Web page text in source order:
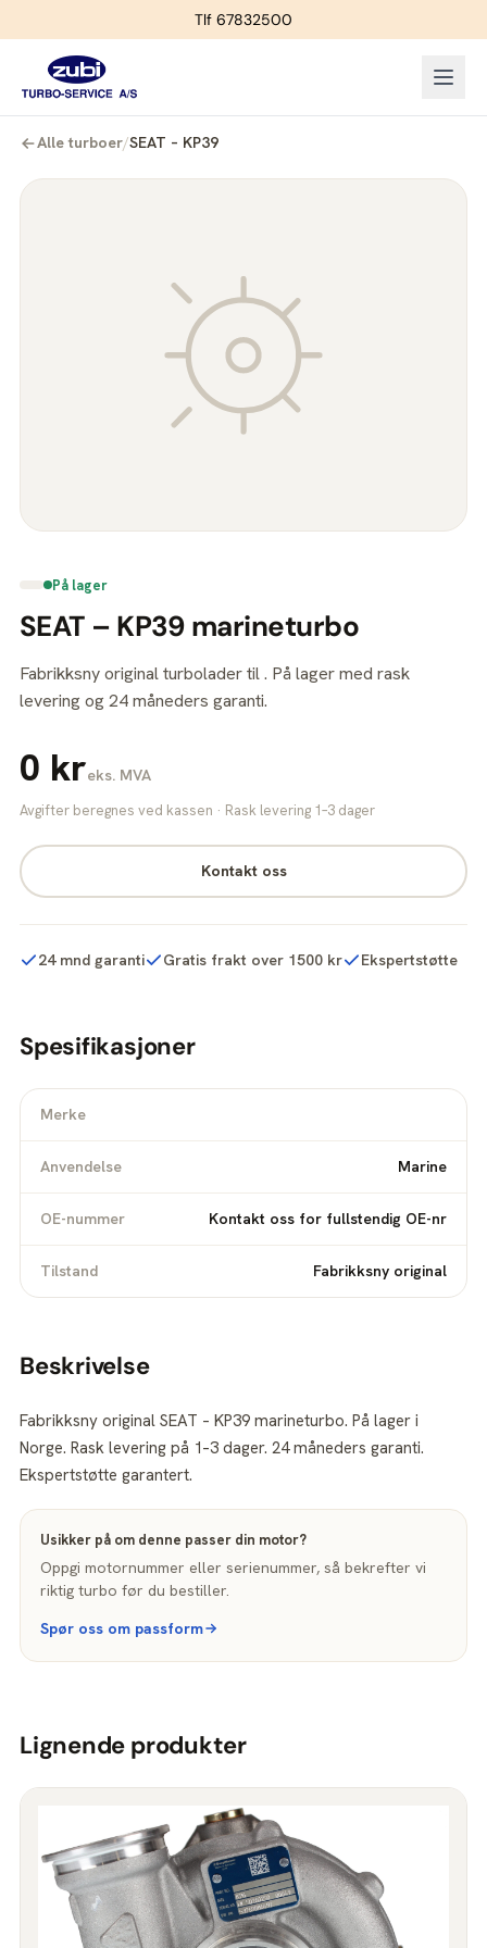
Tlf 67832500
Alle turboer/SEAT – KP39
På lager
SEAT – KP39 marineturbo
Fabrikksny original turbolader til . På lager med rask
levering og 24 måneders garanti.
0 kreks. MVA
Avgifter beregnes ved kassen · Rask levering 1–3 dager
Kontakt oss
24 mnd garanti Gratis frakt over 1500 kr Ekspertstøtte
Spesifikasjoner
Merke
Anvendelse Marine
OE-nummer Kontakt oss for fullstendig OE-nr
Tilstand Fabrikksny original
Beskrivelse
Fabrikksny original SEAT – KP39 marineturbo. På lager i
Norge. Rask levering på 1–3 dager. 24 måneders garanti.
Ekspertstøtte garantert.
Usikker på om denne passer din motor?
Oppgi motornummer eller serienummer, så bekrefter vi
riktig turbo før du bestiller.
Spør oss om passform
Lignende produkter